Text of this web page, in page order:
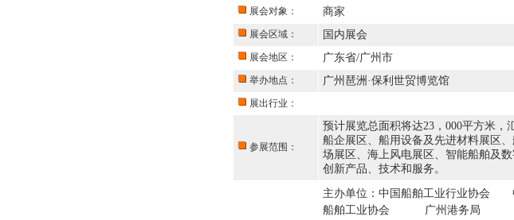
展会对象：
商家
展会区域： 国内展会
展会地区： 广东省/广州市
举办地点： 广州琶洲·保利世贸博览馆
展出行业：
参展范围：
预计展览总面积将达23，000平方米，
船企展区、船用设备及先进材料展区
场展区、海上风电展区、智能船舶及
创新产品、技术和服务。
主办单位：中国船舶工业行业协
船舶工业协会 广州港务局